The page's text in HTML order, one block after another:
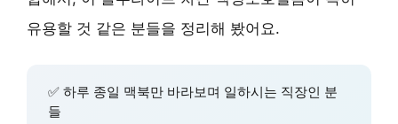
유용할 것 같은 분들을 정리해 봤어요.
✅ 하루 종일 맥북만 바라보며 일하시는 직장인 분
들